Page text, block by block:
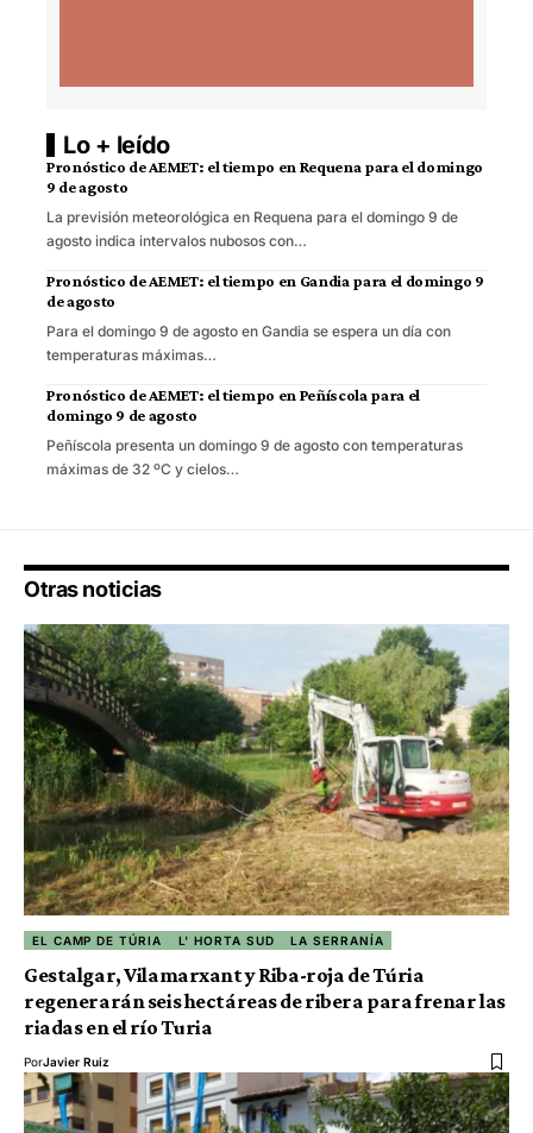
Lo + leído
Pronóstico de AEMET: el tiempo en Requena para el domingo
9 de agosto
La previsión meteorológica en Requena para el domingo 9 de
agosto indica intervalos nubosos con…
Pronóstico de AEMET: el tiempo en Gandia para el domingo 9
de agosto
Para el domingo 9 de agosto en Gandia se espera un día con
temperaturas máximas…
Pronóstico de AEMET: el tiempo en Peñíscola para el
domingo 9 de agosto
Peñíscola presenta un domingo 9 de agosto con temperaturas
máximas de 32 ºC y cielos…
Otras noticias
EL CAMP DE TÚRIA L' HORTA SUD LA SERRANÍA
Gestalgar, Vilamarxant y Riba-roja de Túria
regenerarán seis hectáreas de ribera para frenar las
riadas en el río Turia
PorJavier Ruiz